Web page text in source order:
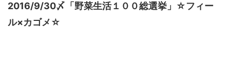
2016/9/30〆「野菜生活１００総選挙」☆フィー
ル×カゴメ☆